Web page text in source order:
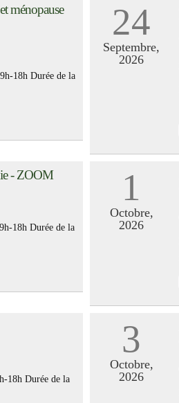
ménopause
18h Durée de la
24
Septembre,
2026
- ZOOM
18h Durée de la
1
Octobre,
2026
18h Durée de la
3
Octobre,
2026